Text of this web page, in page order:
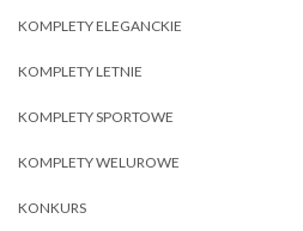
KOMPLETY ELEGANCKIE
KOMPLETY LETNIE
KOMPLETY SPORTOWE
KOMPLETY WELUROWE
KONKURS